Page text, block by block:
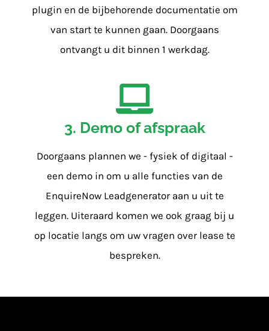
plugin en de bijbehorende documentatie om
van start te kunnen gaan. Doorgaans
ontvangt u dit binnen 1 werkdag.
3. Demo of afspraak
Doorgaans plannen we - fysiek of digitaal -
een demo in om u alle functies van de
EnquireNow Leadgenerator aan u uit te
leggen. Uiteraard komen we ook graag bij u
op locatie langs om uw vragen over lease te
bespreken.